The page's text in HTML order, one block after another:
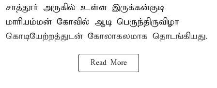
சாத்தூர் அருகில் உள்ள இருக்கன்குடி
மாரியம்மன் கோவில் ஆடி பெருந்திருவிழா
கொடியேற்றத்துடன் கோலாகலமாக தொடங்கியது.
Read More